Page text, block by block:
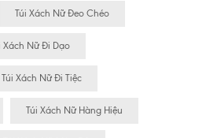
Túi Xách Nữ Đeo Chéo
Xách Nữ Đi Dạo
Túi Xách Nữ Đi Tiệc
Túi Xách Nữ Hàng Hiệu